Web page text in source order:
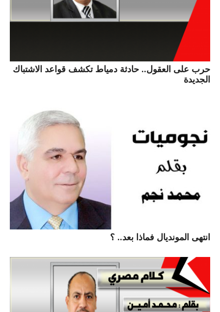
حرب على العقول.. حادثة دمياط تكشف قواعد الاشتباك
الجديدة
انتهى المونديال فماذا بعد.. ؟